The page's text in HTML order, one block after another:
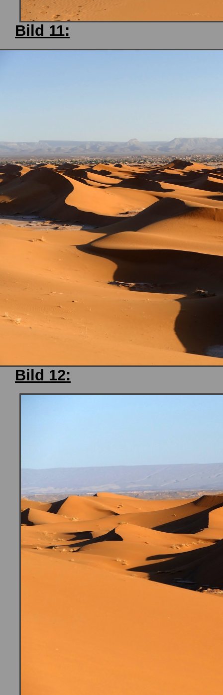
Bild 11:
Bild 12: